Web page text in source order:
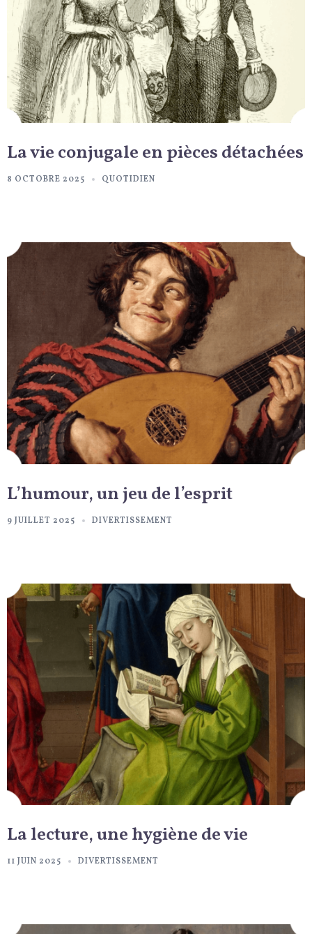
La vie conjugale en pièces détachées
8 OCTOBRE 2025 QUOTIDIEN
L’humour, un jeu de l’esprit
9 JUILLET 2025 DIVERTISSEMENT
La lecture, une hygiène de vie
11 JUIN 2025 DIVERTISSEMENT